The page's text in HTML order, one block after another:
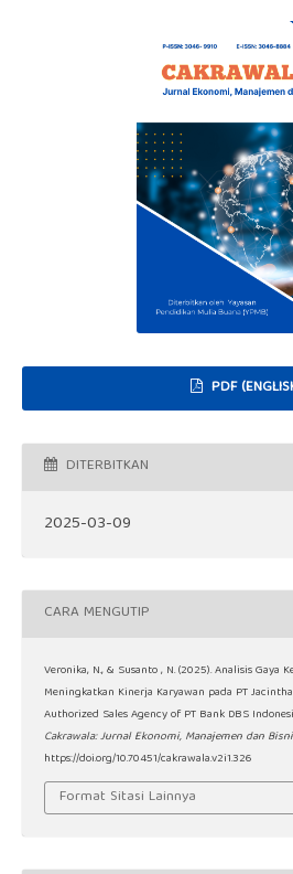
PDF
DITERBITKAN
2025-03-09
CARA MENGUTIP
Veronika, N., & Susanto , N. (2025). Analisis Gaya
Meningkatkan Kinerja Karyawan pada PT
Authorized Sales Agency of PT Bank DBS
Cakrawala: Jurnal Ekonomi, Manajemen dan
https://doi.org/10.70451/cakrawala.v2i1.326
Format Sitasi Lainnya